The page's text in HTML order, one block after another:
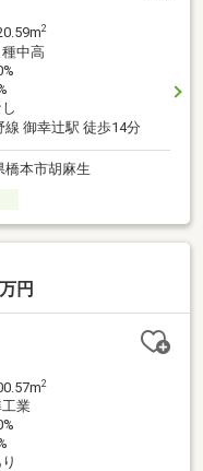
2
中高
線 御幸辻駅 徒歩14分
橋本市胡麻生
円
2
業